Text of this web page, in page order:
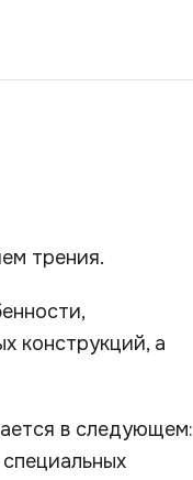
трения.
конструкций, а
в следующем: